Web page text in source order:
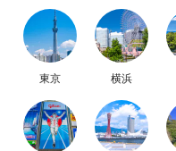
東京 横浜